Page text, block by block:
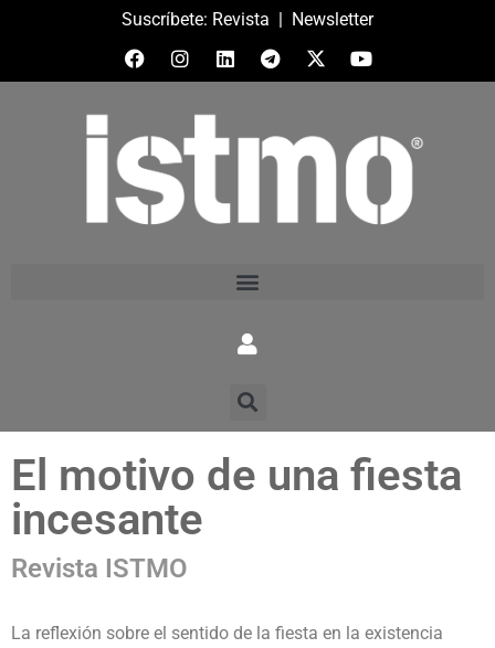
Suscríbete: Revista | Newsletter
El motivo de una fiesta
incesante
Revista ISTMO
La reflexión sobre el sentido de la fiesta en la existencia